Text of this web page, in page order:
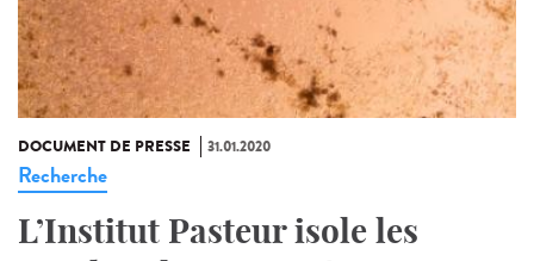
DOCUMENT DE PRESSE 31.01.2020
Recherche
L’Institut Pasteur isole les